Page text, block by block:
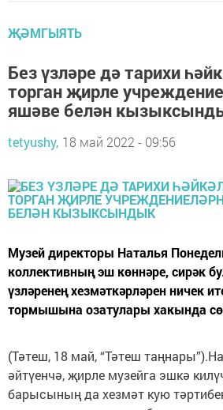
ҖӘМГЫЯТЬ
Без үзләре дә тарихи
торган җирле
яшәве белән
tetyushy, 18 май 2022 - 09:56
Музей директоры ­Наталья
коллективның эш көннәре, сирәк
үзләренең хезмәткәрләрен ничек
тормышына озатулары хакында
(Тәтеш, 18 май, “Тәтеш
әйтү­ен­чә, җирле музейга эшкә
барысының да хезмәт кую